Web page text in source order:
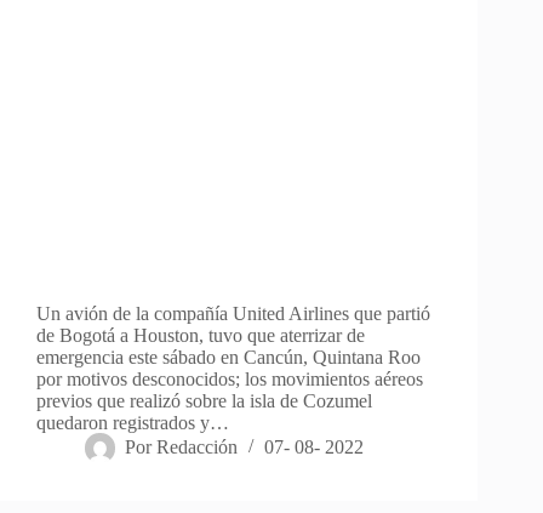
Un avión de la compañía United Airlines que partió
de Bogotá a Houston, tuvo que aterrizar de
emergencia este sábado en Cancún, Quintana Roo
por motivos desconocidos; los movimientos aéreos
previos que realizó sobre la isla de Cozumel
quedaron registrados y…
Por Redacción 07- 08- 2022